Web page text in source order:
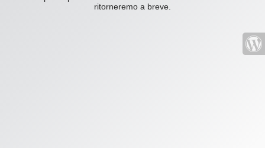
ritorneremo a breve.